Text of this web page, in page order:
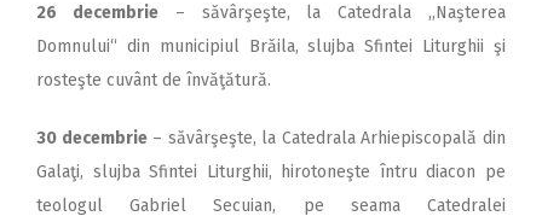
26 decembrie– săvârşeşte, la Catedrala ,,Naşterea
Domnului“ din municipiul Brăila, slujba Sfintei Liturghii şi
rosteşte cuvânt de învăţătură.
30 decembrie– săvârşeşte, la Catedrala Arhiepiscopală din
Galaţi, slujba Sfintei Liturghii, hirotoneşte întru diacon pe
teologul Gabriel Secuian, pe seama Catedralei